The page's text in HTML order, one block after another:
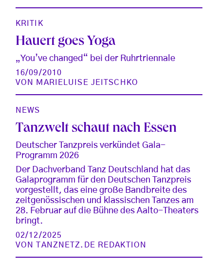
KRITIK
Hauert goes Yoga
„You’ve changed“ bei der Ruhrtriennale
16/09/2010
VON MARIELUISE JEITSCHKO
NEWS
Tanzwelt schaut nach Essen
Deutscher Tanzpreis verkündet Gala-
Programm 2026
Der Dachverband Tanz Deutschland hat das
Galaprogramm für den Deutschen Tanzpreis
vorgestellt, das eine große Bandbreite des
zeitgenössischen und klassischen Tanzes am
28. Februar auf die Bühne des Aalto-Theaters
bringt.
02/12/2025
VON
TANZNETZ.DE REDAKTION